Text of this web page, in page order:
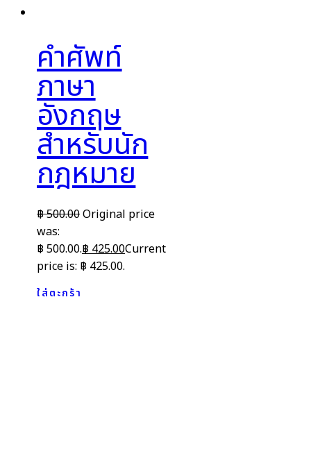
คำศัพท์
ภาษา
อังกฤษ
สำหรับนัก
กฎหมาย
฿500.00Original price
was:
฿ 500.00.฿ 425.00Current
price is: ฿ 425.00.
ใส่ตะกร้า